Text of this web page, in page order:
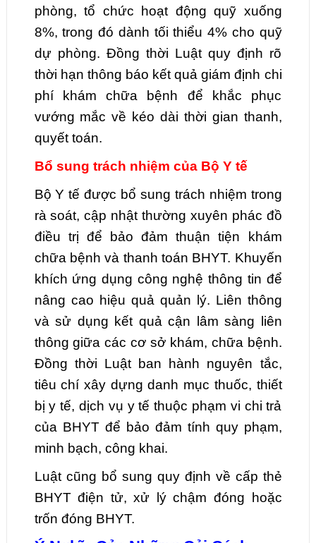
phòng, tổ chức hoạt động quỹ xuống
8%, trong đó dành tối thiểu 4% cho quỹ
dự phòng. Đồng thời Luật quy định rõ
thời hạn thông báo kết quả giám định chi
phí khám chữa bệnh để khắc phục
vướng mắc về kéo dài thời gian thanh,
quyết toán.
Bổ sung trách nhiệm của Bộ Y tế
Bộ Y tế được bổ sung trách nhiệm trong
rà soát, cập nhật thường xuyên phác đồ
điều trị để bảo đảm thuận tiện khám
chữa bệnh và thanh toán BHYT. Khuyến
khích ứng dụng công nghệ thông tin để
nâng cao hiệu quả quản lý. Liên thông
và sử dụng kết quả cận lâm sàng liên
thông giữa các cơ sở khám, chữa bệnh.
Đồng thời Luật ban hành nguyên tắc,
tiêu chí xây dựng danh mục thuốc, thiết
bị y tế, dịch vụ y tế thuộc phạm vi chi trả
của BHYT để bảo đảm tính quy phạm,
minh bạch, công khai.
Luật cũng bổ sung quy định về cấp thẻ
BHYT điện tử, xử lý chậm đóng hoặc
trốn đóng BHYT.